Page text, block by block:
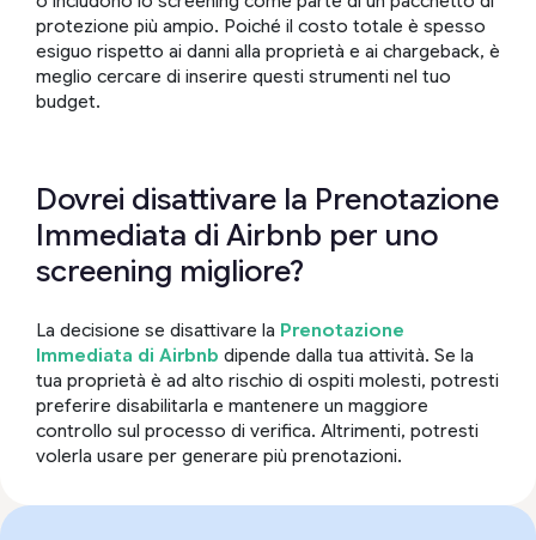
protezione più ampio. Poiché il costo totale è spesso
esiguo rispetto ai danni alla proprietà e ai chargeback, è
meglio cercare di inserire questi strumenti nel tuo
budget.
Dovrei disattivare la Prenotazione
Immediata di Airbnb per uno
screening migliore?
La decisione se disattivare la Prenotazione
Immediata di Airbnb dipende dalla tua attività. Se la
tua proprietà è ad alto rischio di ospiti molesti, potresti
preferire disabilitarla e mantenere un maggiore
controllo sul processo di verifica. Altrimenti, potresti
volerla usare per generare più prenotazioni.